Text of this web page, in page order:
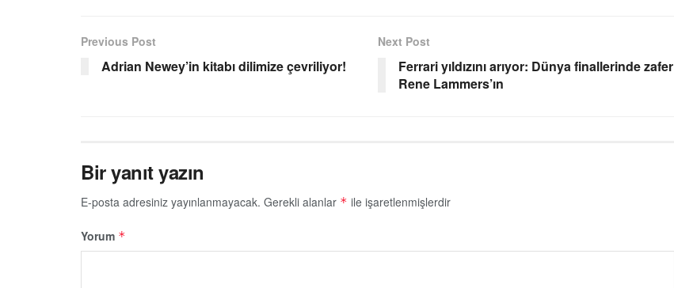
Previous Post
Adrian Newey’in kitabı dilimize çevriliyor!
Next Post
Ferrari yıldızını arıyor: Dünya finallerinde zafer
Rene Lammers’ın
Bir yanıt yazın
E-posta adresiniz yayınlanmayacak. Gerekli alanlar * ile işaretlenmişlerdir
Yorum *